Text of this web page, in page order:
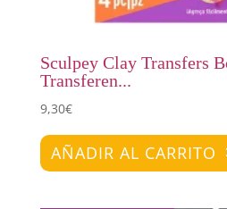
Sculpey Clay Transfers
Transferen...
9,30€
AÑADIR AL CARRITO